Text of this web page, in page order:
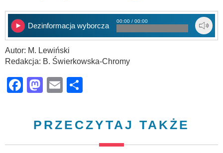
Dezinformacja wyborcza
00:00 / 00:00
Autor: M. Lewiński
Redakcja: B. Świerkowska-Chromy
Facebook
Mastodon
Email
PRZECZYTAJ TAKŻE